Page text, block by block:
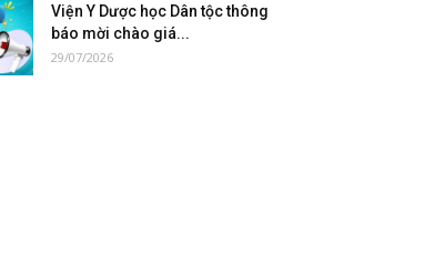
Viện Y Dược học Dân tộc thông
báo mời chào giá...
29/07/2026